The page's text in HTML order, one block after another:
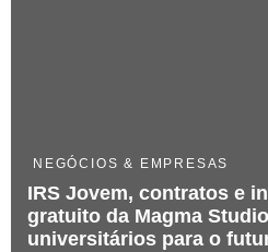
NEGÓCIOS & EMPRESAS
IRS Jovem, contratos e
gratuito da Magma
universitários para o